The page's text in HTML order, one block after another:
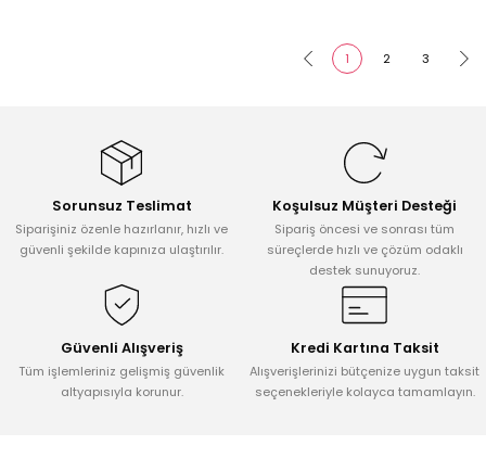
1 2 3
Sorunsuz Teslimat
Siparişiniz özenle hazırlanır, hızlı ve
güvenli şekilde kapınıza ulaştırılır.
Koşulsuz Müşteri Desteği
Sipariş öncesi ve sonrası tüm
süreçlerde hızlı ve çözüm odaklı
destek sunuyoruz.
Güvenli Alışveriş
Tüm işlemleriniz gelişmiş güvenlik
altyapısıyla korunur.
Kredi Kartına Taksit
Alışverişlerinizi bütçenize uygun taksit
seçenekleriyle kolayca tamamlayın.